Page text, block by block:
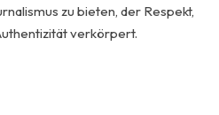
zu bieten, der Respekt,
verkörpert.